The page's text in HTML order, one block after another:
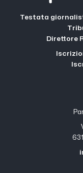
Testata
Direttore